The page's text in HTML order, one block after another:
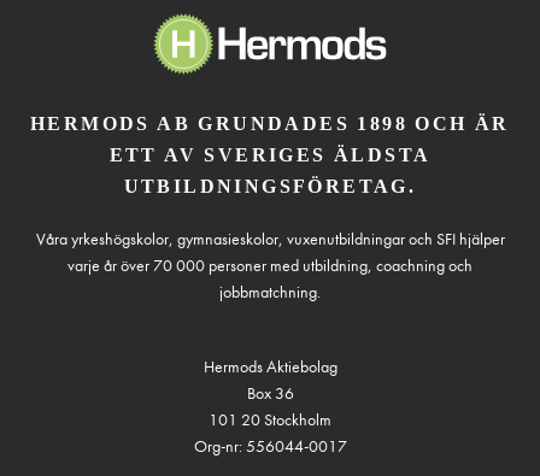
HERMODS AB GRUNDADES 1898 OCH ÄR
ETT AV SVERIGES ÄLDSTA
UTBILDNINGSFÖRETAG.
Våra yrkeshögskolor, gymnasieskolor, vuxenutbildningar och SFI hjälper
varje år över 70 000 personer med utbildning, coachning och
jobbmatchning.
Hermods Aktiebolag
Box 36
101 20 Stockholm
Org-nr: 556044-0017